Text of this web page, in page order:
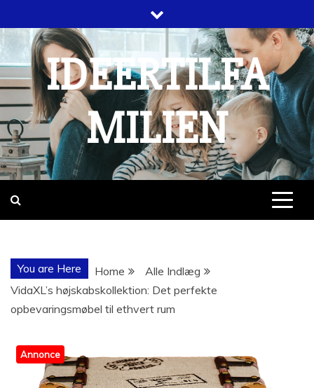
to
content
IDEERTILFA
MILIEN
You are Here Home
Alle Indlæg
VidaXL’s højskabskollektion: Det perfekte
opbevaringsmøbel til ethvert rum
Annonce